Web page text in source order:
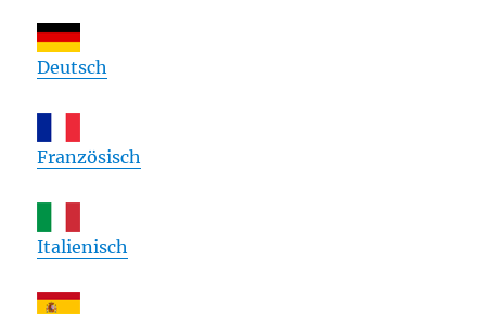
Deutsch
Französisch
Italienisch